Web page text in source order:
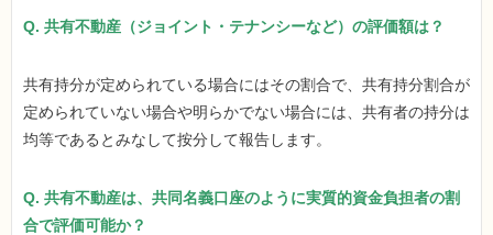
Q. 共有不動産（ジョイント・テナンシーなど）の評価額は？
共有持分が定められている場合にはその割合で、共有持分割合が
定められていない場合や明らかでない場合には、共有者の持分は
均等であるとみなして按分して報告します。
Q. 共有不動産は、共同名義口座のように実質的資金負担者の割
合で評価可能か？